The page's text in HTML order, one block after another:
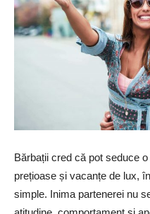
Bărbații cred că pot seduce
prețioase și vacanțe de lux,
simple. Inima partenerei nu